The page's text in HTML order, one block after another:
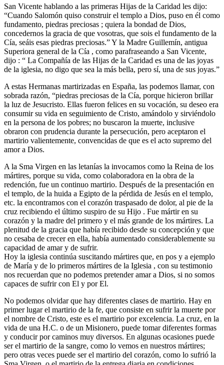
San Vicente hablando a las primeras Hijas de la Caridad les dijo:
“Cuando Salomón quiso construir el templo a Dios, puso en él como
fundamento, piedras preciosas ; quiera la bondad de Dios,
concedernos la gracia de que vosotras, que sois el fundamento de la
Cía, seáis esas piedras preciosas.” Y la Madre Guillemín, antigua
Superiora general de la Cía , como parafraseando a San Vicente,
dijo : “ La Compañía de las Hijas de la Caridad es una de las joyas
de la iglesia, no digo que sea la más bella, pero sí, una de sus joyas.”
A estas Hermanas martirizadas en España, las podemos llamar, con
sobrada razón, “piedras preciosas de la Cía, porque hicieron brillar
la luz de Jesucristo. Ellas fueron felices en su vocación, su deseo era
consumir su vida en seguimiento de Cristo, amándolo y sirviéndolo
en la persona de los pobres; no buscaron la muerte, inclusive
obraron con prudencia durante la persecución, pero aceptaron el
martirio valientemente, convencidas de que es el acto supremo del
amor a Dios.
A la Sma Virgen en las letanías la invocamos como la Reina de los
mártires, porque su vida, como colaboradora en la obra de la
redención, fue un continuo martirio. Después de la presentación en
el templo, de la huida a Egipto de la pérdida de Jesús en el templo,
etc. la encontramos con el corazón traspasado de dolor, al pie de la
cruz recibiendo el último suspiro de su Hijo . Fue mártir en su
corazón y la madre del primero y el más grande de los mártires. La
plenitud de la gracia que había recibido desde su concepción y que
no cesaba de crecer en ella, había aumentado considerablemente su
capacidad de amar y de sufrir.
Hoy la iglesia continúa suscitando mártires que, en pos y a ejemplo
de María y de lo primeros mártires de la Iglesia , con su testimonio
nos recuerdan que no podemos pretender amar a Dios, si no somos
capaces de sufrir con El y por El.
No podemos olvidar que hay diferentes clases de martirio. Hay en
primer lugar el martirio de la fe, que consiste en sufrir la muerte por
el nombre de Cristo, este es el martirio por excelencia. La cruz, en la
vida de una H.C. o de un Misionero, puede tomar diferentes formas
y conducir por caminos muy diversos. En algunas ocasiones puede
ser el martirio de la sangre, como lo vemos en nuestros mártires;
pero otras veces puede ser el martirio del corazón, como lo sufrió la